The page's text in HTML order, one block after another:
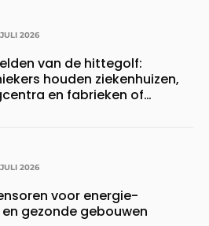
2026
van de hittegolf:
houden ziekenhuizen,
en fabrieken of
2026
voor energie-
gezonde gebouwen